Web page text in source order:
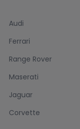
Audi
Ferrari
Range Rover
Maserati
Jaguar
Corvette